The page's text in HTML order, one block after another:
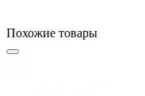
Похожие товары